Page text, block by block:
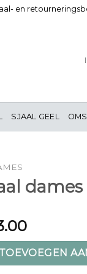
en
SJAAL GEEL
dames
aantal
TOEVOEGEN